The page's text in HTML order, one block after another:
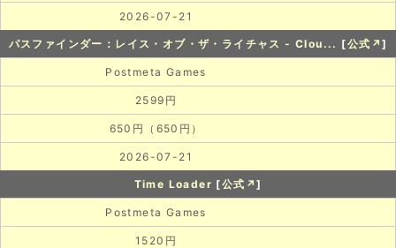
2026-07-21
パスファインダー：レイス・オブ・ザ・ライチャス - Clou... [公式↗ ]
Postmeta Games
2599円
650円（650円）
2026-07-21
Time Loader [公式↗ ]
Postmeta Games
1520円